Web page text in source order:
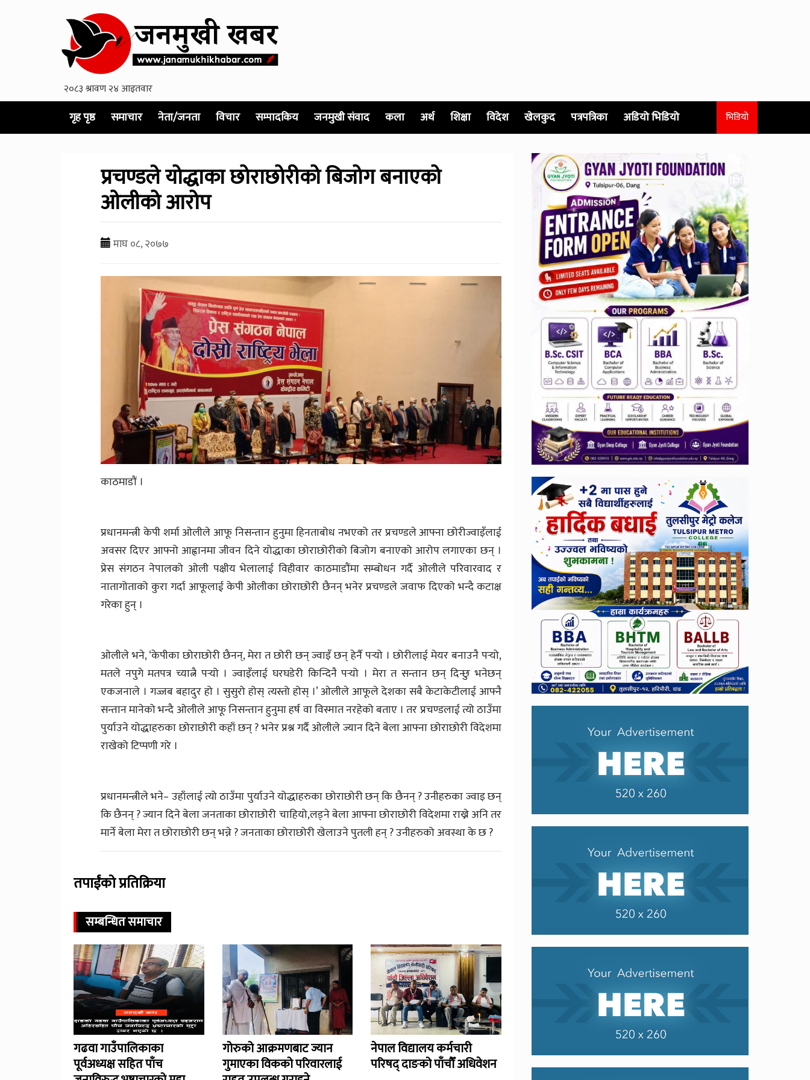
गृह पृष्ठ समाचार नेता/जनता विचार सम्पादकिय जनमुखी संवाद कला अर्थ शिक्षा विदेश खेलकुद पत्रपत्रिका अडियो भिडियो भिडियो
प्रचण्डले योद्धाका छोराछोरीको बिजोग बनाएको
ओलीको आरोप
माघ ०८, २०७७
काठमाडौं ।
प्रधानमन्त्री केपी शर्मा ओलीले आफू निसन्तान हुनुमा हिनताबोध नभएको तर प्रचण्डले आफ्ना छोरीज्वाइँलाई
अवसर दिएर आफ्नो आह्वानमा जीवन दिने योद्धाका छोराछोरीको बिजोग बनाएको आरोप लगाएका छन् ।
प्रेस संगठन नेपालको ओली पक्षीय भेलालाई विहीवार काठमाडौंमा सम्बोधन गर्दै ओलीले परिवारवाद र
नातागोताको कुरा गर्दा आफूलाई केपी ओलीका छोराछोरी छैनन् भनेर प्रचण्डले जवाफ दिएको भन्दै कटाक्ष
गरेका हुन् ।
ओलीले भने, ‘केपीका छोराछोरी छैनन्, मेरा त छोरी छन् ज्वाइँ छन् हेर्नै पर्‍यो । छोरीलाई मेयर बनाउनै पर्‍यो,
मतले नपुगे मतपत्र च्यात्नै पर्‍यो । ज्वाइँलाई घरघडेरी किन्दिनै पर्‍यो । मेरा त सन्तान छन् दिन्छु भनेछन्
एकजनाले । गज्जब बहादुर हो । सुसुरो होस् त्यस्तो होस् ।’ ओलीले आफूले देशका सबै केटाकेटीलाई आफ्नै
सन्तान मानेको भन्दै ओलीले आफू निसन्तान हुनुमा हर्ष वा विस्मात नरहेको बताए । तर प्रचण्डलाई त्यो ठाउँमा
पुर्याउने योद्धाहरुका छोराछोरी कहाँ छन् ? भनेर प्रश्न गर्दै ओलीले ज्यान दिने बेला आफ्ना छोराछोरी विदेशमा
राखेको टिप्पणी गरे ।
प्रधानमन्त्रीले भने– उहाँलाई त्यो ठाउँमा पुर्याउने योद्धाहरुका छोराछोरी छन् कि छैनन् ? उनीहरुका ज्वाइ छन्
कि छैनन् ? ज्यान दिने बेला जनताका छोराछोरी चाहियो,लड्ने बेला आफ्ना छोराछोरी विदेशमा राख्ने अनि तर
मार्ने बेला मेरा त छोराछोरी छन् भन्ने ? जनताका छोराछोरी खेलाउने पुतली हन् ? उनीहरुको अवस्था के छ ?
तपाईंको प्रतिक्रिया
सम्बन्धित समाचार
गढवा गाउँपालिकाका
पूर्वअध्यक्ष सहित पाँच
गोरुको आक्रमणबाट ज्यान
गुमाएका विकको परिवारलाई
नेपाल विद्यालय कर्मचारी
परिषद् दाङको पाँचौँ अधिवेशन